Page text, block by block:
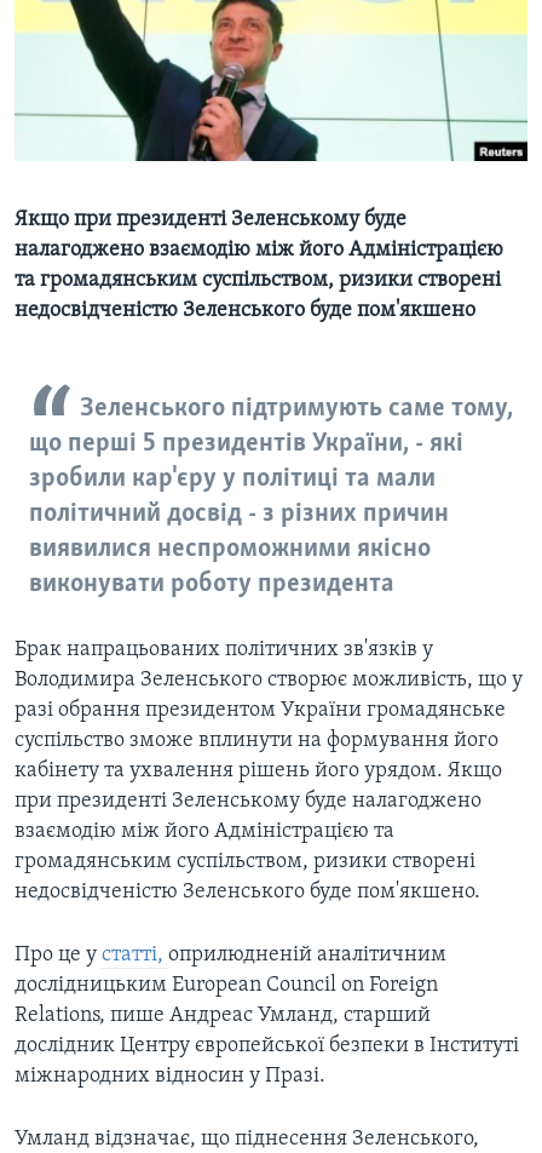
СУСПІЛЬСТВО
ЕКОНОМІКА
ІСТОРІЇ УСПІХУ УКРАЇНЦІВ
ТЕЛЕПРОГРАМИ
ЧАС-TIME
БРИФІНГ ГОЛОСУ АМЕРИКИ
ВІКНО В АМЕРИКУ
ПРАЙМ-ТАЙМ
ПОГЛЯД З ВАШИНГТОНА
Learning English
МИ В СОЦМЕРЕЖАХ
Якщо при президенті Зеленському буде
налагоджено взаємодію між його Адміністрацією
та громадянським суспільством, ризики створені
недосвідченістю Зеленського буде пом'якшено
Зеленського підтримують саме тому,
що перші 5 президентів України, - які
зробили кар'єру у політиці та мали
політичний досвід - з різних причин
виявилися неспроможними якісно
виконувати роботу президента
Брак напрацьованих політичних зв'язків у
Володимира Зеленського створює можливість, що у
разі обрання президентом України громадянське
суспільство зможе вплинути на формування його
кабінету та ухвалення рішень його урядом. Якщо
при президенті Зеленському буде налагоджено
взаємодію між його Адміністрацією та
громадянським суспільством, ризики створені
недосвідченістю Зеленського буде пом'якшено.
Про це у статті, оприлюдненій аналітичним
дослідницьким European Council on Foreign
Relations, пише Андреас Умланд, старший
дослідник Центру європейської безпеки в Інституті
міжнародних відносин у Празі.
Умланд відзначає, що піднесення Зеленського,